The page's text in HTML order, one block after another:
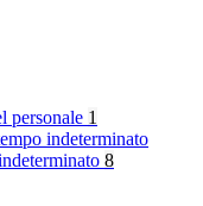
personale 1
indeterminato
8